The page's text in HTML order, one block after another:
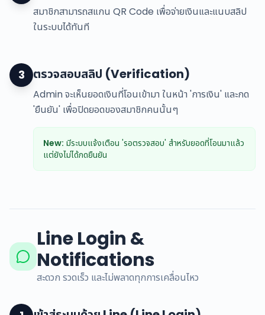
สมาชิกสามารถสแกน QR Code เพื่อจ่ายเงินและแนบสลิป
ในระบบได้ทันที
3 ตรวจสอบสลิป (Verification)
Admin จะเห็นยอดเงินที่โอนเข้ามา ในหน้า 'การเงิน' และกด
'ยืนยัน' เพื่อปิดยอดของสมาชิกคนนั้นๆ
New: มีระบบแจ้งเตือน 'รอตรวจสอบ' สำหรับยอดที่โอนมาแล้ว
แต่ยังไม่ได้กดยืนยัน
Line Login &
Notifications
สะดวก รวดเร็ว และไม่พลาดทุกการเคลื่อนไหว